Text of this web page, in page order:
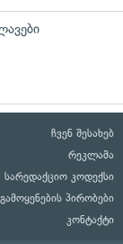
ჩვენ შესახებ
რეკლამა
სარედაქციო კოდექსი
პირობები
კონტაქტი